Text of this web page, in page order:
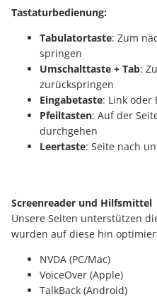
Tastaturbedienung:
Tabulatortaste: Zum
springen
Umschalttaste + Tab:
zurückspringen
Eingabetaste: Link oder
Pfeiltasten: Auf der
durchgehen
Leertaste: Seite nach
Screenreader und Hilfsmittel
Unsere Seiten unterstützen
wurden auf diese hin
NVDA (PC/Mac)
VoiceOver (Apple)
TalkBack (Android)